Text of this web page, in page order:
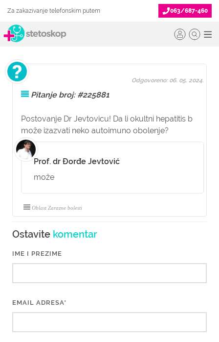
Za zakazivanje telefonskim putem 063/687-460
Pitanje broj: #225881
Postovanje Dr Jevtovicu! Da li okultni hepatitis b
može izazvati neko autoimuno obolenje?
Odgovoreno: 06. 05. 2024.
Prof. dr Đorđe Jevtović
može
Oblast Zarazne bolesti
Ostavite komentar
IME I PREZIME
EMAIL ADRESA*